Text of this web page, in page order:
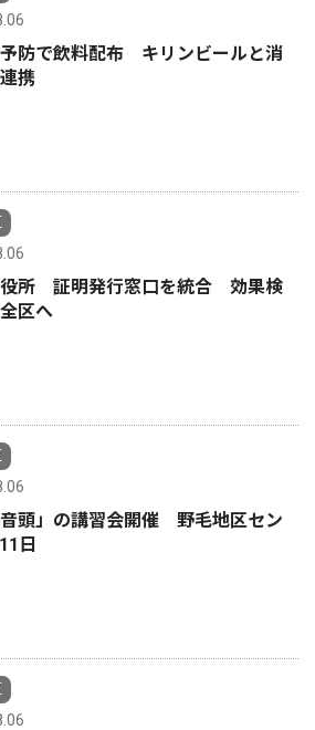
防で飲料配布 キリンビールと消
携
所 証明発行窓口を統合 効果検
区へ
音頭」の講習会開催 野毛地区セン
日